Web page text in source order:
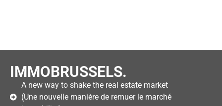
IMMOBRUSSELS.
A new way to shake the real estate market
(Une nouvelle manière de remuer le marché